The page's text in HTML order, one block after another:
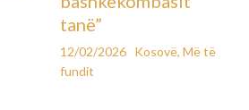
tanë”
12/02/2026 Kosovë, Më të
fundit